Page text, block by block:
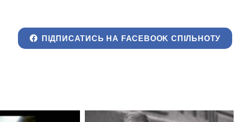
ПІДПИСАТИСЬ НА FACEBOOK СПІЛЬНОТУ